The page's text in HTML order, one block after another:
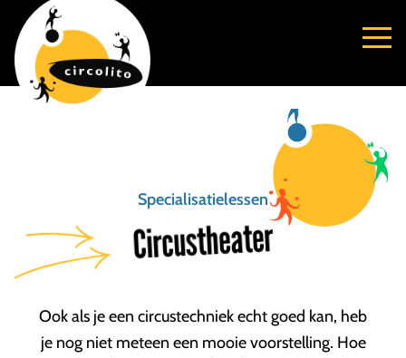
Specialisatielessen
Circustheater
Ook als je een circustechniek echt goed kan, heb
je nog niet meteen een mooie voorstelling. Hoe